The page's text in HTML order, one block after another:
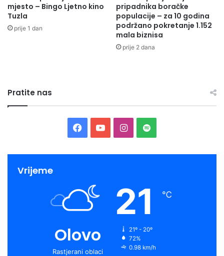
mjesto – Bingo Ljetno kino
Tuzla
prije 1 dan
pripadnika boračke
populacije – za 10 godina
podržano pokretanje 1.152
mala biznisa
prije 2 dana
Pratite nas
Facebook
YouTubeInstagram
Spotify
Vrijeme
Olovo
Rastjerani oblaci
21 ℃
21º - 20º
72%
0.98 km/h